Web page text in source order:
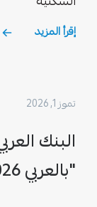
إقرأ المزيد
تموز 1, 2026
البنك
"بالعربي 2026" في متحف الأطفال